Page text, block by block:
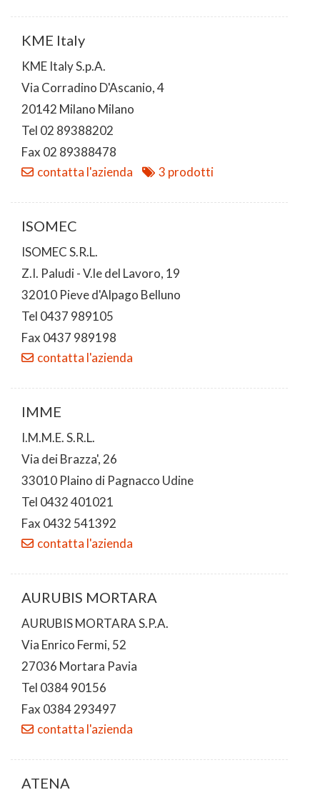
KME Italy
KME Italy S.p.A.
Via Corradino D'Ascanio, 4
20142 Milano Milano
Tel 02 89388202
Fax 02 89388478
contatta l'azienda
3 prodotti
ISOMEC
ISOMEC S.R.L.
Z.I. Paludi - V.le del Lavoro, 19
32010 Pieve d'Alpago Belluno
Tel 0437 989105
Fax 0437 989198
contatta l'azienda
IMME
I.M.M.E. S.R.L.
Via dei Brazza', 26
33010 Plaino di Pagnacco Udine
Tel 0432 401021
Fax 0432 541392
contatta l'azienda
AURUBIS MORTARA
AURUBIS MORTARA S.P.A.
Via Enrico Fermi, 52
27036 Mortara Pavia
Tel 0384 90156
Fax 0384 293497
contatta l'azienda
ATENA